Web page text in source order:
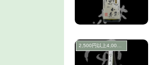
2,500円以上4,000円未満